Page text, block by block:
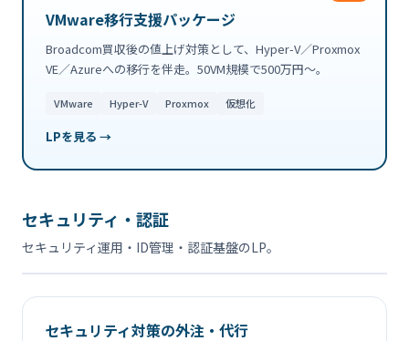
VMware移行支援パッケージ
Broadcom買収後の値上げ対策として、Hyper-V／Proxmox
VE／Azureへの移行を伴走。50VM規模で500万円〜。
VMware Hyper-V Proxmox 仮想化
LPを見る →
セキュリティ・認証
セキュリティ運用・ID管理・認証基盤のLP。
セキュリティ対策の外注・代行